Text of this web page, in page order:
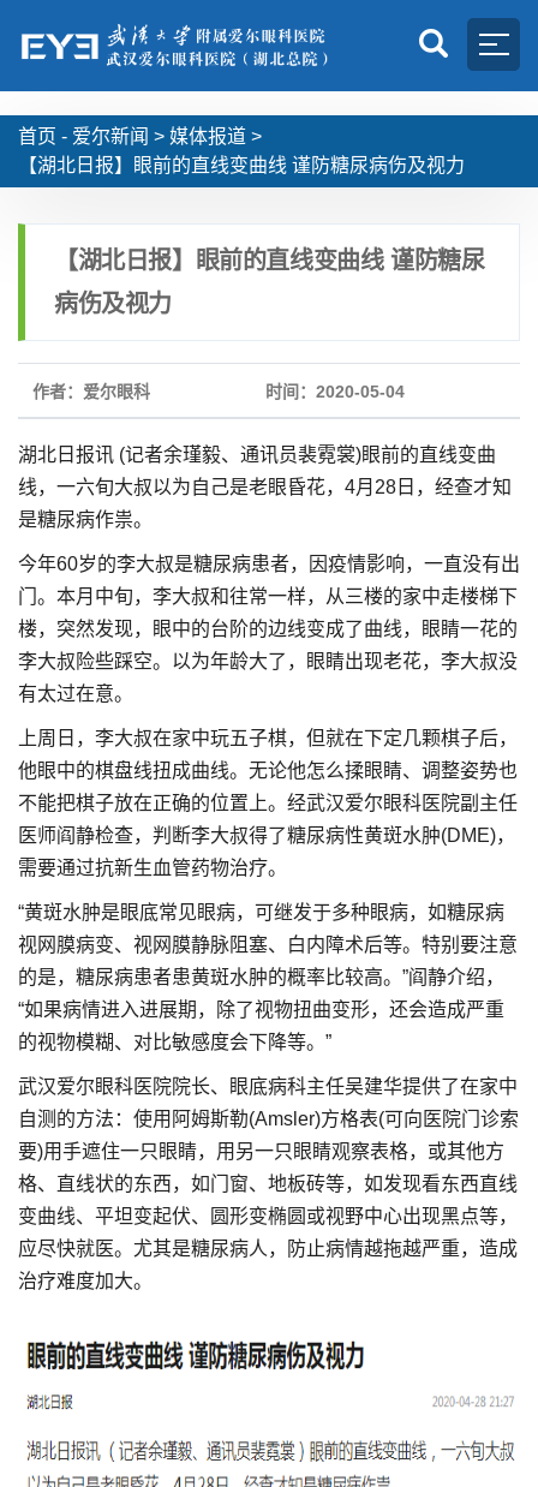
首页 - 爱尔新闻 > 媒体报道 >
【湖北日报】眼前的直线变曲线 谨防糖尿病伤及视力
【湖北日报】眼前的直线变曲线 谨防糖尿
病伤及视力
作者：爱尔眼科 时间：2020-05-04
湖北日报讯 (记者余瑾毅、通讯员裴霓裳)眼前的直线变曲
线，一六旬大叔以为自己是老眼昏花，4月28日，经查才知
是糖尿病作祟。
今年60岁的李大叔是糖尿病患者，因疫情影响，一直没有出
门。本月中旬，李大叔和往常一样，从三楼的家中走楼梯下
楼，突然发现，眼中的台阶的边线变成了曲线，眼睛一花的
李大叔险些踩空。以为年龄大了，眼睛出现老花，李大叔没
有太过在意。
上周日，李大叔在家中玩五子棋，但就在下定几颗棋子后，
他眼中的棋盘线扭成曲线。无论他怎么揉眼睛、调整姿势也
不能把棋子放在正确的位置上。经武汉爱尔眼科医院副主任
医师阎静检查，判断李大叔得了糖尿病性黄斑水肿(DME)，
需要通过抗新生血管药物治疗。
“黄斑水肿是眼底常见眼病，可继发于多种眼病，如糖尿病
视网膜病变、视网膜静脉阻塞、白内障术后等。特别要注意
的是，糖尿病患者患黄斑水肿的概率比较高。”阎静介绍，
“如果病情进入进展期，除了视物扭曲变形，还会造成严重
的视物模糊、对比敏感度会下降等。”
武汉爱尔眼科医院院长、眼底病科主任吴建华提供了在家中
自测的方法：使用阿姆斯勒(Amsler)方格表(可向医院门诊索
要)用手遮住一只眼睛，用另一只眼睛观察表格，或其他方
格、直线状的东西，如门窗、地板砖等，如发现看东西直线
变曲线、平坦变起伏、圆形变椭圆或视野中心出现黑点等，
应尽快就医。尤其是糖尿病人，防止病情越拖越严重，造成
治疗难度加大。